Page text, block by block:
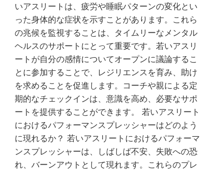
いアスリートは、疲労や睡眠パターンの変化とい
った身体的な症状を示すことがあります。これら
の兆候を監視することは、タイムリーなメンタル
ヘルスのサポートにとって重要です。若いアスリ
ートが自分の感情についてオープンに議論するこ
とに参加することで、レジリエンスを育み、助け
を求めることを促進します。コーチや親による定
期的なチェックインは、意識を高め、必要なサポ
ートを提供することができます。 若いアスリート
におけるパフォーマンスプレッシャーはどのよう
に現れるか？ 若いアスリートにおけるパフォーマ
ンスプレッシャーは、しばしば不安、失敗への恐
れ、バーンアウトとして現れます。これらのプレ